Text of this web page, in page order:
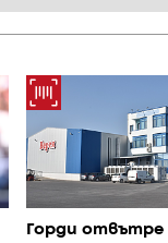
Горди отвътре